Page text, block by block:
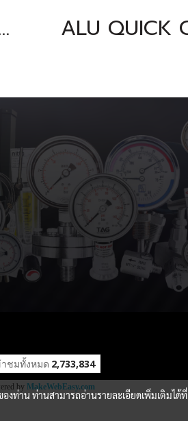
SIZE : 2.1/2"BSPT, NPT
าชมวันนี้ 362
by MakeWebEasy.com
งท่าน ท่านสามารถอ่านรายละเอียดเพิ่มเติมได้ที่